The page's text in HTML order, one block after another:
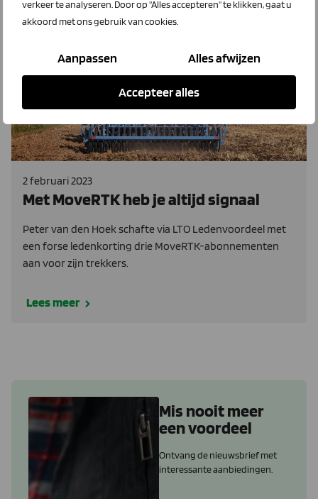
verkeer te analyseren. Door op "Alles accepteren" te klikken, gaat u
akkoord met ons gebruik van cookies.
Aanpassen Alles afwijzen
Accepteer alles
2 februari 2023
Met MoveRTK heb je altijd signaal
Peter van den Hoek schafte via LTO Ledenvoordeel met
een forse ledenkorting drie MoveRTK-abonnementen
aan voor zijn trekkers.
Lees meer
Mis nooit meer
een voordeel
Ontvang de nieuwsbrief met
interessante aanbiedingen.